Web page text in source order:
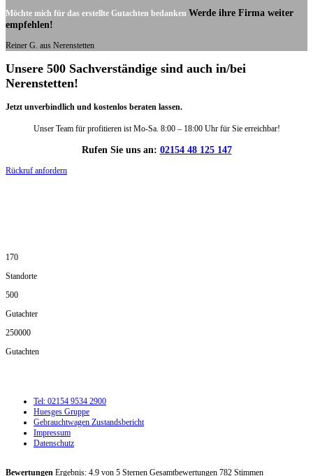
Möchte mich für das erstellte Gutachten bedanken Werde ihre Firma weiter
empfehlen!
Reiner G. aus Nerenstetten
Unsere 500 Sachverständige sind auch in/bei
Nerenstetten!
Jetzt unverbindlich und kostenlos beraten lassen.
Unser Team für profitieren ist Mo-Sa. 8:00 – 18:00 Uhr für Sie erreichbar!
Rufen Sie uns an: 02154 48 125 147
Rückruf anfordern
170
Standorte
500
Gutachter
250000
Gutachten
Tel: 02154 9534 2900
Huesges Gruppe
Gebrauchtwagen Zustandsbericht
Impressum
Datenschutz
Bewertungen Ergebnis: 4.9 von 5 Sternen Gesamtbewertungen 782 Stimmen